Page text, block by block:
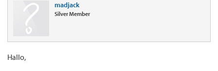
madjack
Silver Member
Hallo,